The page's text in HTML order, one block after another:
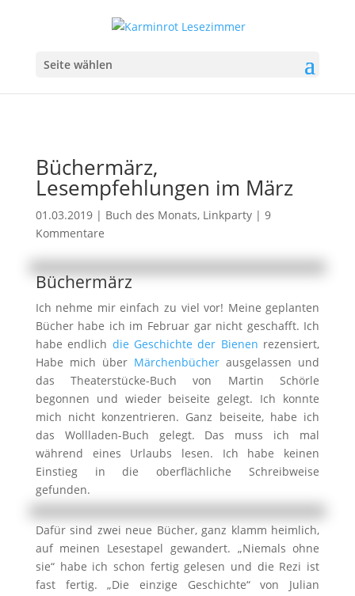
Seite wählen
Büchermärz,
Lesempfehlungen im März
01.03.2019| Buch des Monats, Linkparty| 9
Kommentare
Büchermärz
Ich nehme mir einfach zu viel vor! Meine geplanten
Bücher habe ich im Februar gar nicht geschafft. Ich
habe endlich die Geschichte der Bienen rezensiert,
Habe mich über Märchenbücher ausgelassen und
das Theaterstücke-Buch von Martin Schörle
begonnen und wieder beiseite gelegt. Ich konnte
mich nicht konzentrieren. Ganz beiseite, habe ich
das Wollladen-Buch gelegt. Das muss ich mal
während eines Urlaubs lesen. Ich habe keinen
Einstieg in die oberflächliche Schreibweise
gefunden.
Dafür sind zwei neue Bücher, ganz klamm heimlich,
auf meinen Lesestapel gewandert. „Niemals ohne
sie“ habe ich schon fertig gelesen und die Rezi ist
fast fertig. „Die einzige Geschichte“ von Julian